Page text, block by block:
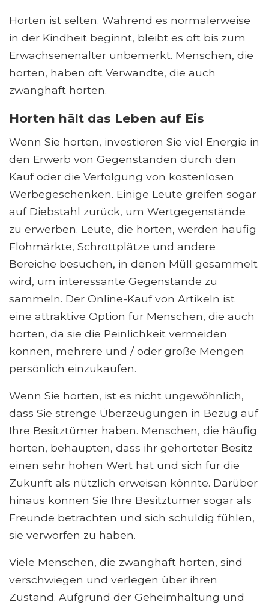
Horten ist selten. Während es normalerweise
in der Kindheit beginnt, bleibt es oft bis zum
Erwachsenenalter unbemerkt. Menschen, die
horten, haben oft Verwandte, die auch
zwanghaft horten.
Horten hält das Leben auf Eis
Wenn Sie horten, investieren Sie viel Energie in
den Erwerb von Gegenständen durch den
Kauf oder die Verfolgung von kostenlosen
Werbegeschenken. Einige Leute greifen sogar
auf Diebstahl zurück, um Wertgegenstände
zu erwerben. Leute, die horten, werden häufig
Flohmärkte, Schrottplätze und andere
Bereiche besuchen, in denen Müll gesammelt
wird, um interessante Gegenstände zu
sammeln. Der Online-Kauf von Artikeln ist
eine attraktive Option für Menschen, die auch
horten, da sie die Peinlichkeit vermeiden
können, mehrere und / oder große Mengen
persönlich einzukaufen.
Wenn Sie horten, ist es nicht ungewöhnlich,
dass Sie strenge Überzeugungen in Bezug auf
Ihre Besitztümer haben. Menschen, die häufig
horten, behaupten, dass ihr gehorteter Besitz
einen sehr hohen Wert hat und sich für die
Zukunft als nützlich erweisen könnte. Darüber
hinaus können Sie Ihre Besitztümer sogar als
Freunde betrachten und sich schuldig fühlen,
sie verworfen zu haben.
Viele Menschen, die zwanghaft horten, sind
verschwiegen und verlegen über ihren
Zustand. Aufgrund der Geheimhaltung und